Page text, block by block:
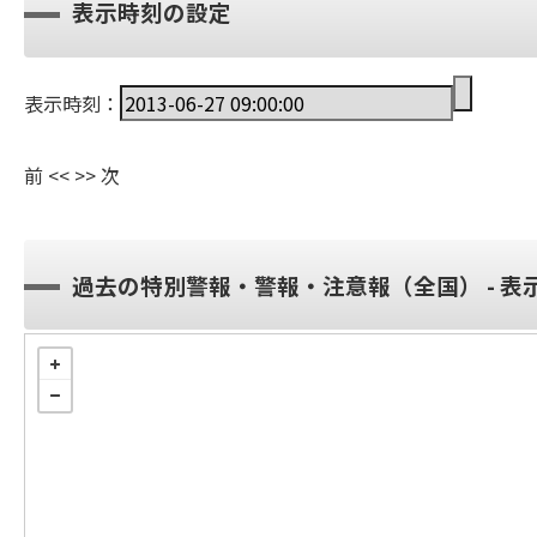
表示時刻の設定
表示時刻：
前 << >>次
過去の特別警報・警報・注意報（全国） - 表